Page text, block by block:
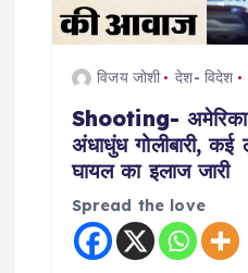
विजय जोशी देश- विदेश
Shooting- अमेरिका
अंधाधुंध गोलीबारी, कई
घायल का इलाज जारी
Spread the love